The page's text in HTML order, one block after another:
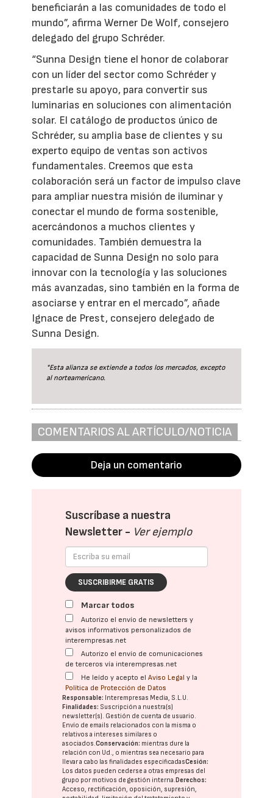
beneficiarán a las comunidades de todo el
mundo”, afirma Werner De Wolf, consejero
delegado del grupo Schréder.
“Sunna Design tiene el honor de colaborar
con un líder del sector como Schréder y
prestarle su apoyo, para convertir sus
luminarias en soluciones con alimentación
solar. El catálogo de productos único de
Schréder, su amplia base de clientes y su
experto equipo de ventas son activos
fundamentales. Creemos que esta
colaboración será un factor de impulso clave
para ampliar nuestra misión de iluminar y
conectar el mundo de forma sostenible,
acercándonos a muchos clientes y
comunidades. También demuestra la
capacidad de Sunna Design no solo para
innovar con la tecnología y las soluciones
más avanzadas, sino también en la forma de
asociarse y entrar en el mercado”, añade
Ignace de Prest, consejero delegado de
Sunna Design.
*Esta alianza se extiende a todos los mercados, excepto
al norteamericano.
COMENTARIOS AL ARTÍCULO/NOTICIA
Deja un comentario
Suscríbase a nuestra
Newsletter - Ver ejemplo
SUSCRIBIRME GRATIS
Marcar todos
Autorizo el envío de newsletters y
avisos informativos personalizados de
interempresas.net
Autorizo el envío de comunicaciones
de terceros vía interempresas.net
He leído y acepto elAviso Legal y la
Política de Protección de Datos
Responsable: Interempresas Media, S.L.U.
Finalidades: Suscripción a nuestra(s)
newsletter(s). Gestión de cuenta de usuario.
Envío de emails relacionados con la misma o
relativos a intereses similares o
asociados.Conservación: mientras dure la
relación con Ud., o mientras sea necesario para
llevar a cabo las finalidades especificadasCesión:
Los datos pueden cederse a otras empresas del
grupo por motivos de gestión interna.Derechos:
Acceso, rectificación, oposición, supresión,